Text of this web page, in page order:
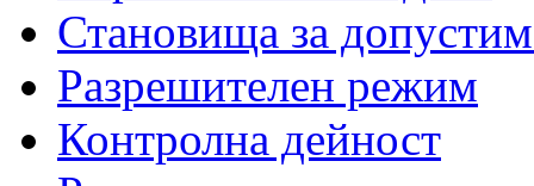
Становища за
Разрешителен режим
Контролна дейност